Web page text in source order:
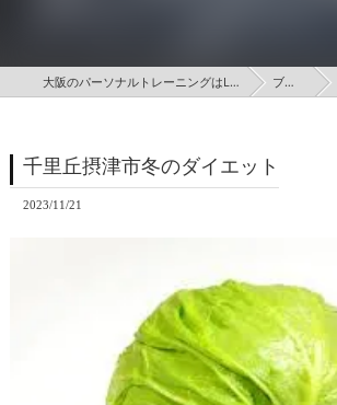
大阪のパーソナルトレーニングはLISIGN ブログ
千里丘摂津市冬のダイエット
2023/11/21